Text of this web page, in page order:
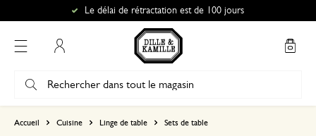
Le délai de rétractation est de 100 jours
Accueil Cuisine Linge de table Sets de table